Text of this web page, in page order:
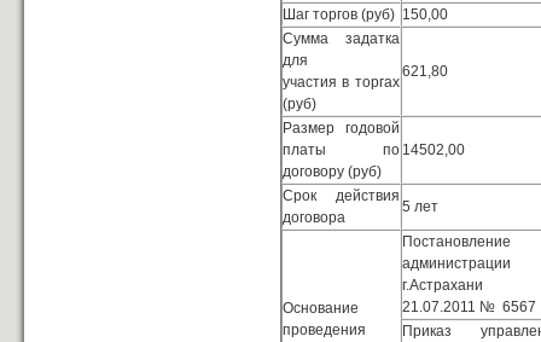
Шаг торгов (руб) 150,00
Сумма задатка
для
участия в торгах
(руб)
621,80
Размер годовой
платы по
договору (руб)
14502,00
Срок действия
договора
5 лет
Основание
проведения
Постановление
администрации
г.Астрахани
21.07.2011 № 6567
Приказ